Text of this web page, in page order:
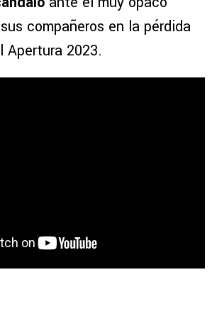
compañeros en la pérdida
2023.